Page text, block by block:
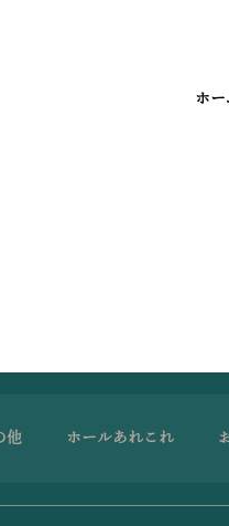
ホー
他 ホールあれこれ